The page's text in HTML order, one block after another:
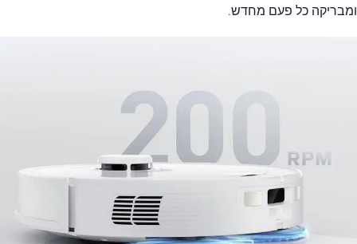
ומבריקה כל פעם מחדש.